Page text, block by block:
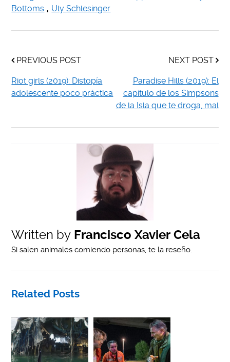
Bottoms , Uly Schlesinger
PREVIOUS POST
Riot girls (2019): Distopía
adolescente poco práctica
NEXT POST
Paradise Hills (2019): El
capítulo de los Simpsons
de la Isla que te droga, mal
Written by Francisco Xavier Cela
Si salen animales comiendo personas, te la reseño.
Related Posts